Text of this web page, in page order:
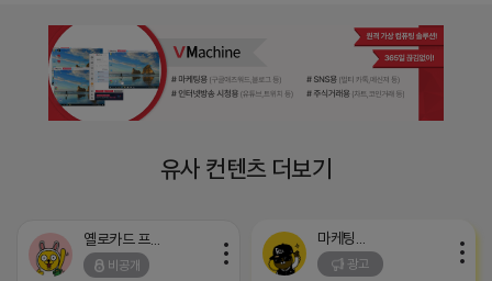
유사 컨텐츠 더보기
옐로카드 프로도
비공개 광고